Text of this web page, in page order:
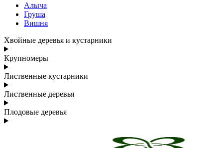
Алыча
Груша
Вишня
Хвойные деревья и кустарники
Крупномеры
Лиственные кустарники
Лиственные деревья
Плодовые деревья